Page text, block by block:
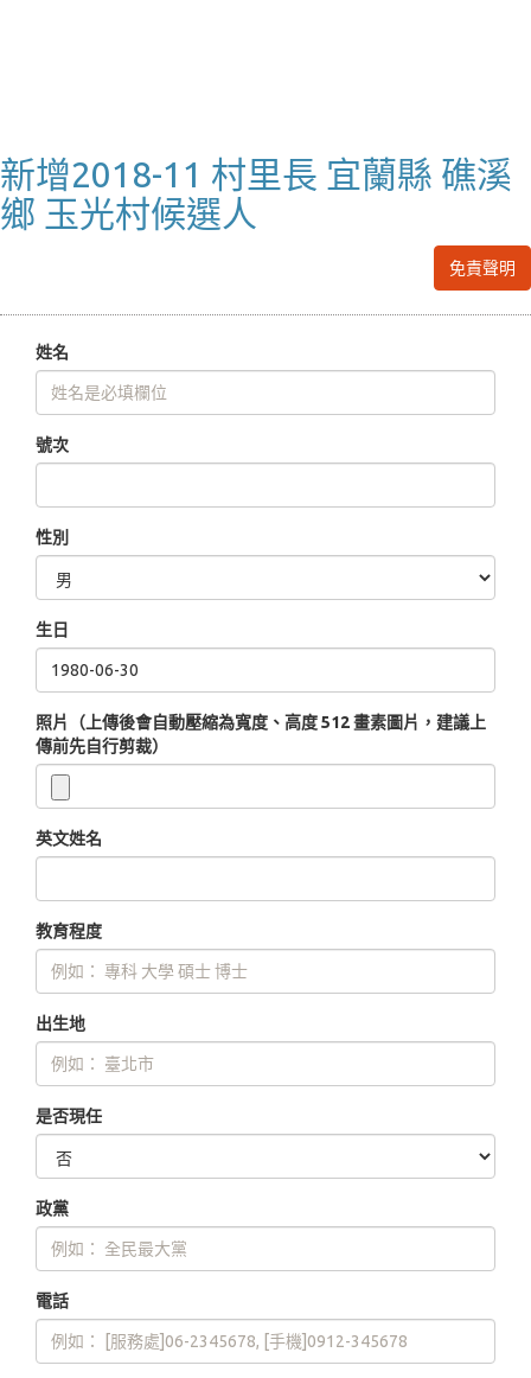
新增2018-11 村里長 宜蘭縣 礁溪
鄉 玉光村候選人
免責聲明
姓名
號次
性別
生日
照片（上傳後會自動壓縮為寬度、高度 512 畫素圖片，建議上
傳前先自行剪裁）
英文姓名
教育程度
出生地
是否現任
政黨
電話